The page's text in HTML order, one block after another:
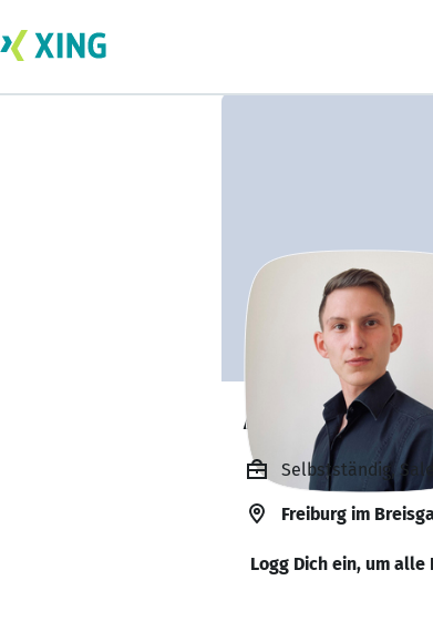
Andreas
Selbstständig,
Freiburg im
Logg Dich ein, um alle